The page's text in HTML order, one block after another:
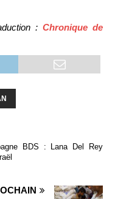
: Chronique de
BDS : Lana Del Rey